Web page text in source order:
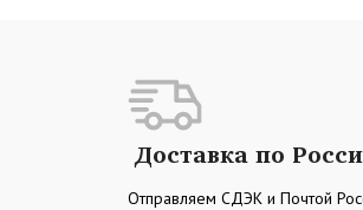
Доставка по
Отправляем СДЭК и Почтой